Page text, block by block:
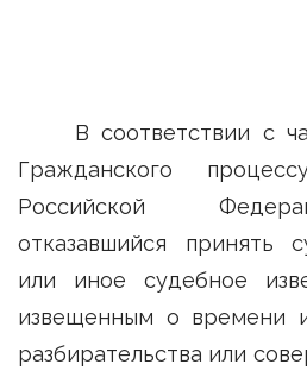
В соответствии с
Гражданского
Российской
отказавшийся принять
или иное судебное
извещенным о времени
разбирательства или